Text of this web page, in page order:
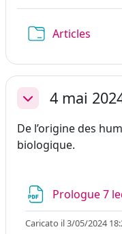
Articles
Minimizza
4 mai
De l’origine des
biologique.
Prologue 7
Caricato il 3/05/2024